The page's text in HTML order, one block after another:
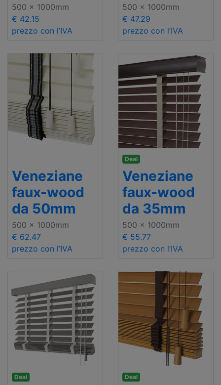
500 x 1000mm
€ 42.15
prezzo con l’IVA
500 x 1000mm
€ 47.29
prezzo con l’IVA
Veneziane
faux-wood
da 50mm
500 x 1000mm
€ 62.47
prezzo con l’IVA
Deal
Veneziane
faux-wood
da 35mm
500 x 1000mm
€ 55.77
prezzo con l’IVA
Deal Deal